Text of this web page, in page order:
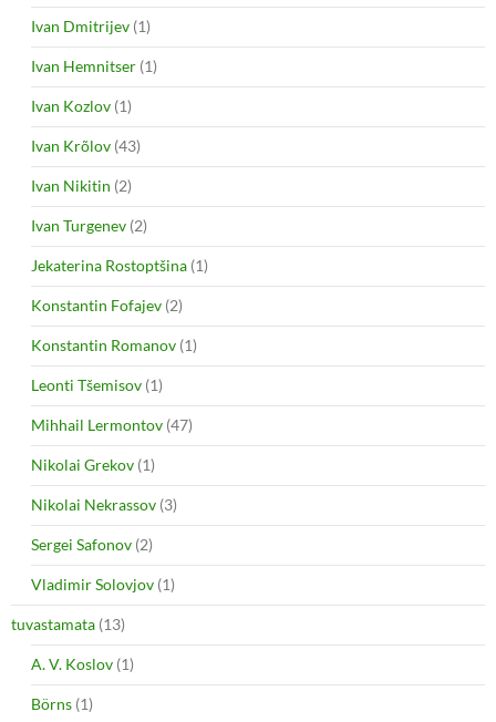
Ivan Dmitrijev (1)
Ivan Hemnitser (1)
Ivan Kozlov (1)
Ivan Krõlov (43)
Ivan Nikitin (2)
Ivan Turgenev (2)
Jekaterina Rostoptšina (1)
Konstantin Fofajev (2)
Konstantin Romanov (1)
Leonti Tšemisov (1)
Mihhail Lermontov (47)
Nikolai Grekov (1)
Nikolai Nekrassov (3)
Sergei Safonov (2)
Vladimir Solovjov (1)
tuvastamata (13)
A. V. Koslov (1)
Börns (1)